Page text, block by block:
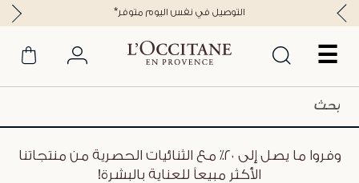
☰
*التوصيل في نفس اليوم متوفر
وفروا ما يصل إلى ٢٠٪؜ مع الثنائيات الحصرية من منتجاتنا
الأكثر مبيعاً للعناية بالبشرة!